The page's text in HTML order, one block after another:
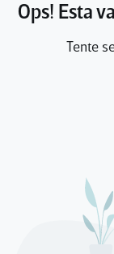
Ops! Esta
Tente